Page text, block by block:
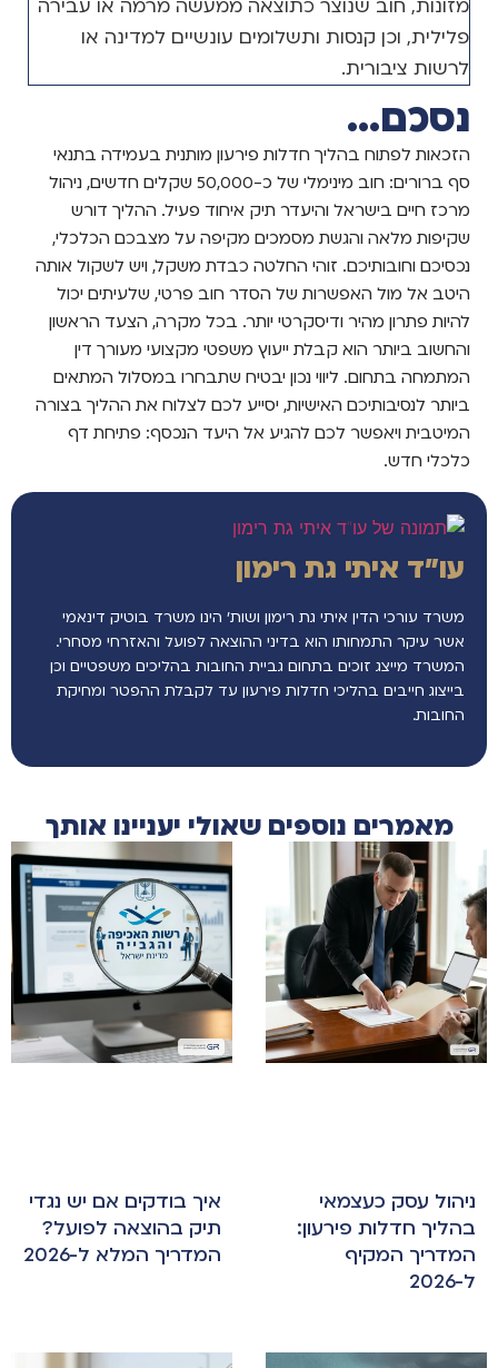
מזונות, חוב שנוצר כתוצאה ממעשה מרמה או עבירה
פלילית, וכן קנסות ותשלומים עונשיים למדינה או
לרשות ציבורית.
נסכם...
הזכאות לפתוח בהליך חדלות פירעון מותנית בעמידה בתנאי
סף ברורים: חוב מינימלי של כ-50,000 שקלים חדשים, ניהול
מרכז חיים בישראל והיעדר תיק איחוד פעיל. ההליך דורש
שקיפות מלאה והגשת מסמכים מקיפה על מצבכם הכלכלי,
נכסיכם וחובותיכם. זוהי החלטה כבדת משקל, ויש לשקול אותה
היטב אל מול האפשרות של הסדר חוב פרטי, שלעיתים יכול
להיות פתרון מהיר ודיסקרטי יותר. בכל מקרה, הצעד הראשון
והחשוב ביותר הוא קבלת ייעוץ משפטי מקצועי מעורך דין
המתמחה בתחום. ליווי נכון יבטיח שתבחרו במסלול המתאים
ביותר לנסיבותיכם האישיות, יסייע לכם לצלוח את ההליך בצורה
המיטבית ויאפשר לכם להגיע אל היעד הנכסף: פתיחת דף
כלכלי חדש.
עו"ד איתי גת רימון
משרד עורכי הדין איתי גת רימון ושות’ הינו משרד בוטיק דינאמי
אשר עיקר התמחותו הוא בדיני ההוצאה לפועל והאזרחי מסחרי.
המשרד מייצג זוכים בתחום גביית החובות בהליכים משפטיים וכן
בייצוג חייבים בהליכי חדלות פירעון עד לקבלת ההפטר ומחיקת
החובות.
מאמרים נוספים שאולי יעניינו אותך
ניהול עסק כעצמאי
בהליך חדלות פירעון:
המדריך המקיף
ל-2026
איך בודקים אם יש נגדי
תיק בהוצאה לפועל?
המדריך המלא ל-2026